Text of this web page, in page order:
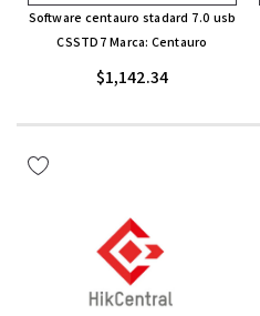
Software centauro stadard 7.0 usb
CSSTD7 Marca: Centauro
$1,142.34